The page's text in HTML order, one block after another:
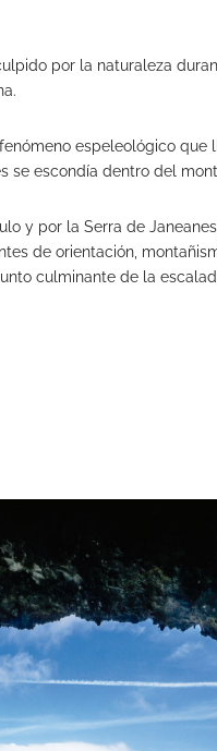
por la naturaleza
espeleológico que
se escondía dentro del
y por la Serra de
de orientación,
culminante de la